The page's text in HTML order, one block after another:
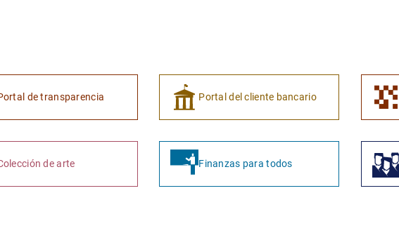
de transparencia Portal del cliente bancario
de arte Finanzas para todos